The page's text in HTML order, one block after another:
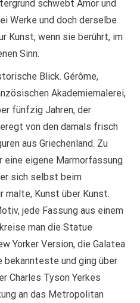
schwebt Amor und
Werke und doch derselbe
Kunst, wenn sie berührt, im
Sinn.
Blick. Gérôme,
Akademiemalerei,
fünfzig Jahren, der
von den damals frisch
aus Griechenland. Zu
eigene Marmorfassung
sich selbst beim
malte, Kunst über Kunst.
jede Fassung aus einem
man die Statue
Yorker Version, die Galatea
und ging über
Charles Tyson Yerkes
an das Metropolitan